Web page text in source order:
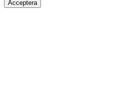
Acceptera